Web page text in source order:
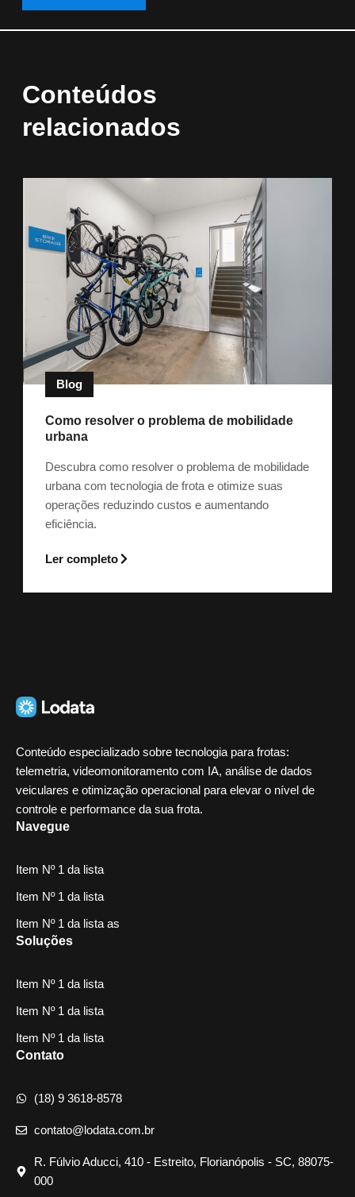
Conteúdos
relacionados
Blog
Como resolver o problema de mobilidade
urbana
Descubra como resolver o problema de mobilidade
urbana com tecnologia de frota e otimize suas
operações reduzindo custos e aumentando
eficiência.
Ler completo
Conteúdo especializado sobre tecnologia para frotas:
telemetria, videomonitoramento com IA, análise de dados
veiculares e otimização operacional para elevar o nível de
controle e performance da sua frota.
Navegue
Item Nº 1 da lista
Item Nº 1 da lista
Item Nº 1 da lista as
Soluções
Item Nº 1 da lista
Item Nº 1 da lista
Item Nº 1 da lista
Contato
(18) 9 3618-8578
contato@lodata.com.br
R. Fúlvio Aducci, 410 - Estreito, Florianópolis - SC, 88075-
000